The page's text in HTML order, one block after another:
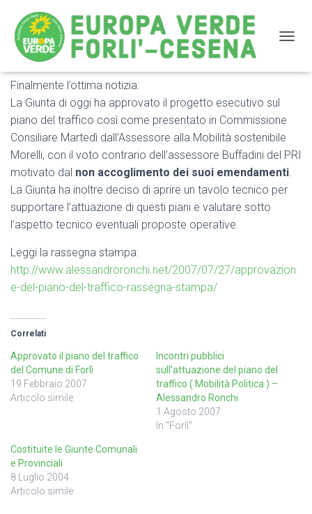
Approvati i piani particolareggiati sul traffico a Forlì
Finalmente l’ottima notizia:
La Giunta di oggi ha approvato il progetto esecutivo sul
piano del traffico così come presentato in Commissione
Consiliare Martedì dall’Assessore alla Mobilità sostenibile
Morelli, con il voto contrario dell’assessore Buffadini del PRI
motivato dal non accoglimento dei suoi emendamenti.
La Giunta ha inoltre deciso di aprire un tavolo tecnico per
supportare l’attuazione di questi piani e valutare sotto
l’aspetto tecnico eventuali proposte operative.
Leggi la rassegna stampa:
http://www.alessandroronchi.net/2007/07/27/approvazion
e-del-piano-del-traffico-rassegna-stampa/
Correlati
Approvato il piano del traffico
del Comune di Forlì
19 Febbraio 2007
Articolo simile
Incontri pubblici
sull’attuazione del piano del
traffico ( Mobilità Politica ) –
Alessandro Ronchi
1 Agosto 2007
In "Forlì"
Costituite le Giunte Comunali
e Provinciali
8 Luglio 2004
Articolo simile